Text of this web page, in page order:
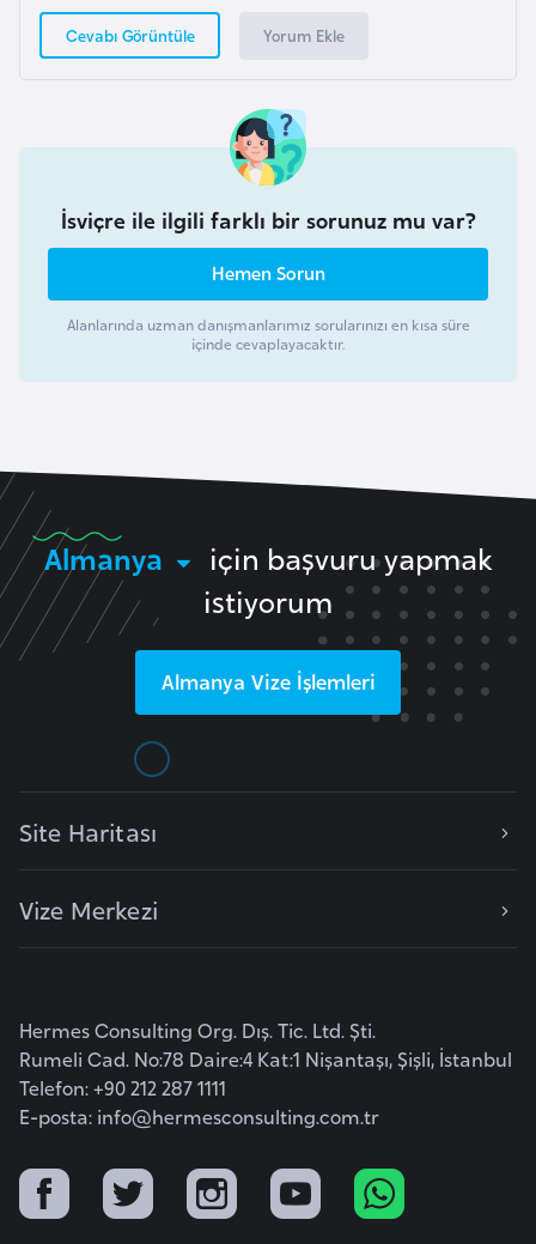
Cevabı Görüntüle Yorum Ekle
İsviçre ile ilgili farklı bir sorunuz mu var?
Hemen Sorun
Alanlarında uzman danışmanlarımız sorularınızı en kısa süre
içinde cevaplayacaktır.
Almanya
için başvuru yapmak
istiyorum
Almanya Vize İşlemleri
Site Haritası
Vize Merkezi
Hermes Consulting Org. Dış. Tic. Ltd. Şti.
Rumeli Cad. No:78 Daire:4 Kat:1 Nişantaşı, Şişli, İstanbul
Telefon: +90 212 287 1111
E-posta: info@hermesconsulting.com.tr
l
İ
e
İ
t
a
l
l
d
K
a
m
b
ç
y